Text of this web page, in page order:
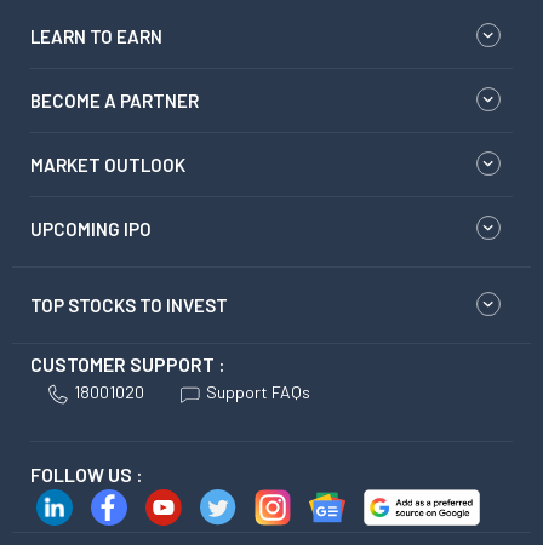
LEARN TO EARN
BECOME A PARTNER
MARKET OUTLOOK
UPCOMING IPO
TOP STOCKS TO INVEST
CUSTOMER SUPPORT :
18001020 Support FAQs
FOLLOW US :